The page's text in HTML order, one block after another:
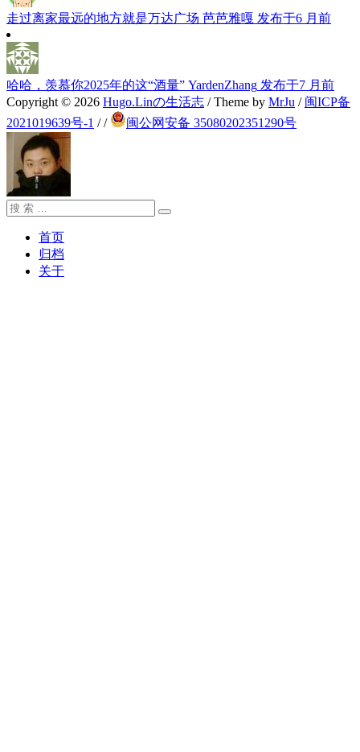
走过离家最远的地方就是万达广场 芭芭雅嘎 发布于6 月前
哈哈，羡慕你2025年的这“酒量” YardenZhang 发布于7 月前
Copyright © 2026 Hugo.Linの生活志 / Theme by MrJu / 闽ICP备
2021019639号-1 // 闽公网安备 35080202351290号
搜
搜
首页
归档
关于